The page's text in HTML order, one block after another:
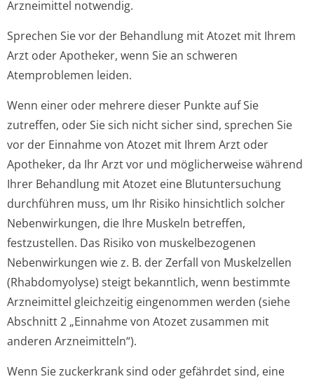
Arzneimittel notwendig.
Sprechen Sie vor der Behandlung mit Atozet mit Ihrem
Arzt oder Apotheker, wenn Sie an schweren
Atemproblemen leiden.
Wenn einer oder mehrere dieser Punkte auf Sie
zutreffen, oder Sie sich nicht sicher sind, sprechen Sie
vor der Einnahme von Atozet mit Ihrem Arzt oder
Apotheker, da Ihr Arzt vor und möglicherweise während
Ihrer Behandlung mit Atozet eine Blutuntersuchung
durchführen muss, um Ihr Risiko hinsichtlich solcher
Nebenwirkungen, die Ihre Muskeln betreffen,
festzustellen. Das Risiko von muskelbezogenen
Nebenwirkungen wie z. B. der Zerfall von Muskelzellen
(Rhabdomyolyse) steigt bekanntlich, wenn bestimmte
Arzneimittel gleichzeitig eingenommen werden (siehe
Abschnitt 2 „Einnahme von Atozet zusammen mit
anderen Arzneimitteln“).
Wenn Sie zuckerkrank sind oder gefährdet sind, eine